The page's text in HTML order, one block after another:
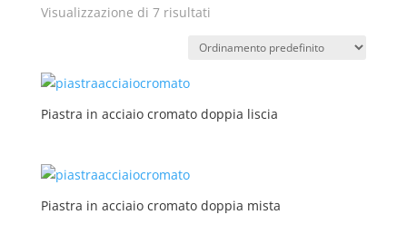
Visualizzazione di 7 risultati
Piastra in acciaio cromato doppia liscia
Piastra in acciaio cromato doppia mista